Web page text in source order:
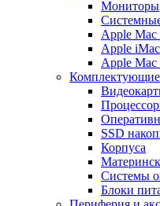
Мониторы
Apple Mac
Apple iMac
Apple Mac
SSD
Корпуса
Системы
Блоки